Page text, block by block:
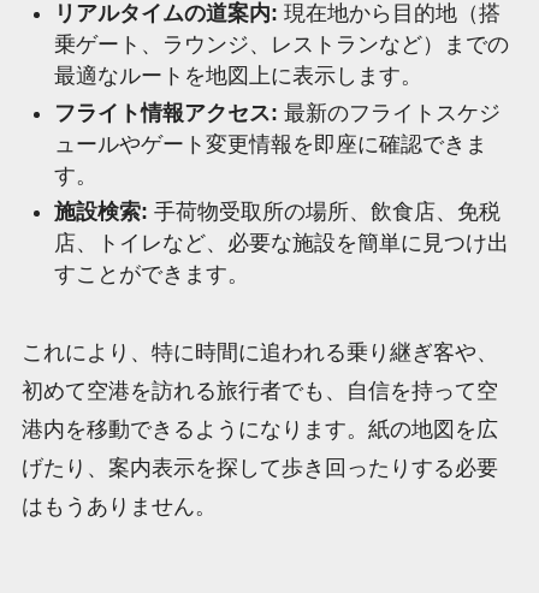
リアルタイムの道案内: 現在地から目的地（搭
乗ゲート、ラウンジ、レストランなど）までの
最適なルートを地図上に表示します。
フライト情報アクセス: 最新のフライトスケジ
ュールやゲート変更情報を即座に確認できま
す。
施設検索: 手荷物受取所の場所、飲食店、免税
店、トイレなど、必要な施設を簡単に見つけ出
すことができます。
これにより、特に時間に追われる乗り継ぎ客や、
初めて空港を訪れる旅行者でも、自信を持って空
港内を移動できるようになります。紙の地図を広
げたり、案内表示を探して歩き回ったりする必要
はもうありません。